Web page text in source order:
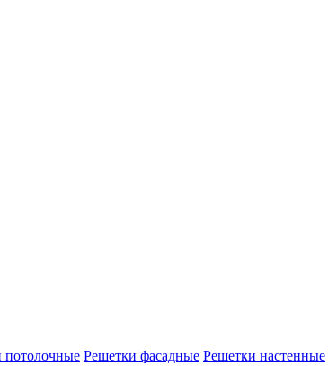
потолочные Решетки фасадные Решетки настенные